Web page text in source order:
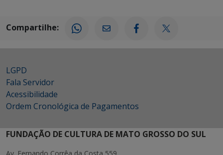
Compartilhe:
LGPD
Fala Servidor
Acessibilidade
Ordem Cronológica de Pagamentos
FUNDAÇÃO DE CULTURA DE MATO GROSSO DO SUL